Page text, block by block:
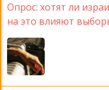
Опрос: хотят ли
на это влияют